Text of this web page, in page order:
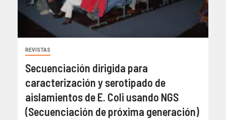
REVISTAS
Secuenciación dirigida para
caracterización y serotipado de
aislamientos de E. Coli usando NGS
(Secuenciación de próxima generación)